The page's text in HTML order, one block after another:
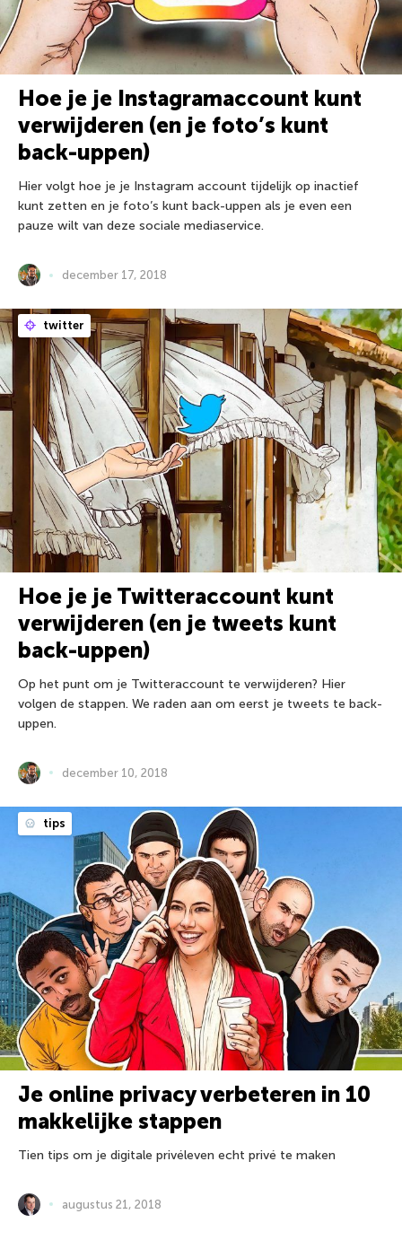
Hoe je je Instagramaccount kunt
verwijderen (en je foto’s kunt
back-uppen)
Hier volgt hoe je je Instagram account tijdelijk op inactief
kunt zetten en je foto’s kunt back-uppen als je even een
pauze wilt van deze sociale mediaservice.
december 17, 2018
twitter
Hoe je je Twitteraccount kunt
verwijderen (en je tweets kunt
back-uppen)
Op het punt om je Twitteraccount te verwijderen? Hier
volgen de stappen. We raden aan om eerst je tweets te back-
uppen.
december 10, 2018
tips
Je online privacy verbeteren in 10
makkelijke stappen
Tien tips om je digitale privéleven echt privé te maken
augustus 21, 2018